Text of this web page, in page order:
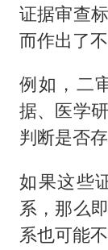
证据审查
而作出了
例如，二
据、医学
判断是否
如果这些
系，那么
系也可能不